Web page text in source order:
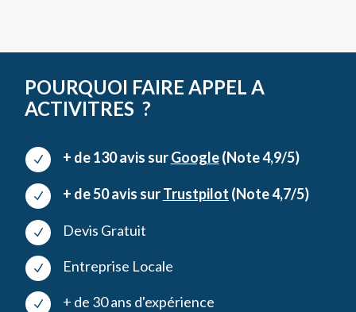
POURQUOI FAIRE APPEL A
ACTIVITRES ?
N + de 130 avis surGoogle(Note 4,9/5)
N + de 50 avis surTrustpilot (Note 4,7/5)
N Devis Gratuit
N Entreprise Locale
N + de 30 ans d'expérience